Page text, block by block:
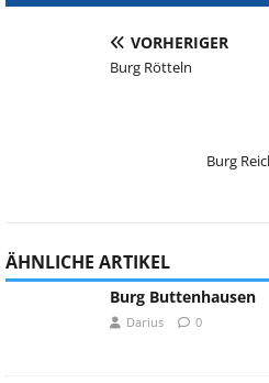
VORHERIGER
Burg Rötteln
Burg
ÄHNLICHE ARTIKEL
Burg Buttenhausen
Darius 0